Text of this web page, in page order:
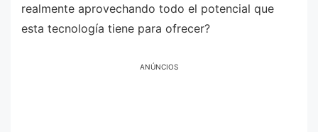
realmente aprovechando todo el potencial que
esta tecnología tiene para ofrecer?
ANÚNCIOS